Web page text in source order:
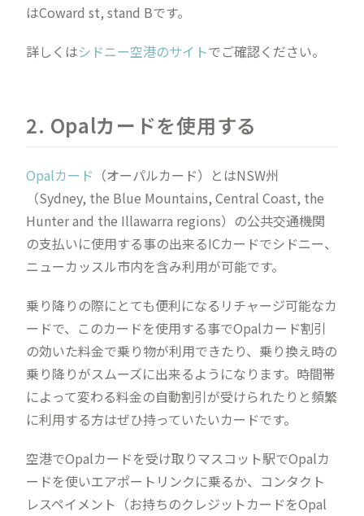
はCoward st, stand Bです。
詳しくはシドニー空港のサイトでご確認ください。
2. Opalカードを使用する
Opalカード （オーパルカード）とはNSW州
（Sydney, the Blue Mountains, Central Coast, the
Hunter and the Illawarra regions）の公共交通機関
の支払いに使用する事の出来るICカードでシドニー、
ニューカッスル市内を含み利用が可能です。
乗り降りの際にとても便利になるリチャージ可能なカ
ードで、このカードを使用する事でOpalカード割引
の効いた料金で乗り物が利用できたり、乗り換え時の
乗り降りがスムーズに出来るようになります。時間帯
によって変わる料金の自動割引が受けられたりと頻繁
に利用する方はぜひ持っていたいカードです。
空港でOpalカードを受け取りマスコット駅でOpalカ
ードを使いエアポートリンクに乗るか、コンタクト
レスペイメント（お持ちのクレジットカードをOpal